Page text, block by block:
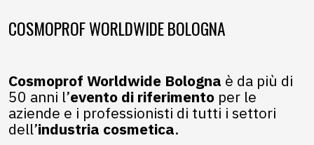
COSMOPROF WORLDWIDE BOLOGNA
Cosmoprof Worldwide Bologna è da più di
50 anni l’evento di riferimento per le
aziende e i professionisti di tutti i settori
dell’industria cosmetica.